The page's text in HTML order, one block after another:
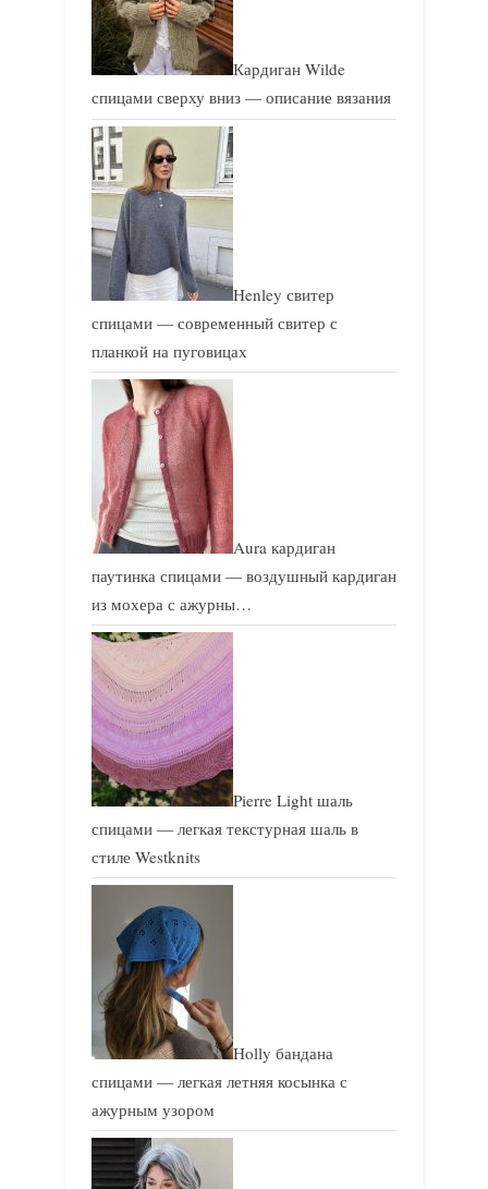
Кардиган Wilde
спицами сверху вниз — описание вязания
Henley свитер
спицами — современный свитер с
планкой на пуговицах
Aura кардиган
паутинка спицами — воздушный кардиган
из мохера с ажурны…
Pierre Light шаль
спицами — легкая текстурная шаль в
стиле Westknits
Holly бандана
спицами — легкая летняя косынка с
ажурным узором